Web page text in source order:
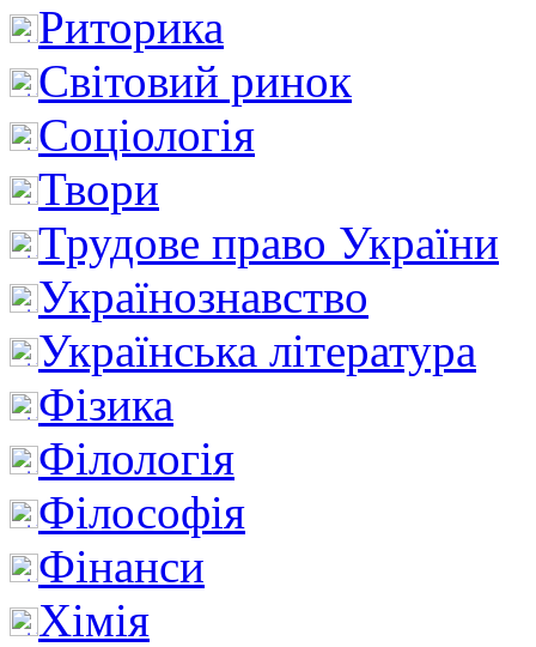
Риторика
Світовий ринок
Соціологія
Твори
Трудове право України
Українознавство
Українська література
Фізика
Філологія
Філософія
Фінанси
Хімія